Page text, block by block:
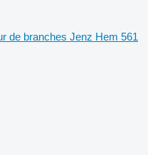
de branches Jenz Hem 561